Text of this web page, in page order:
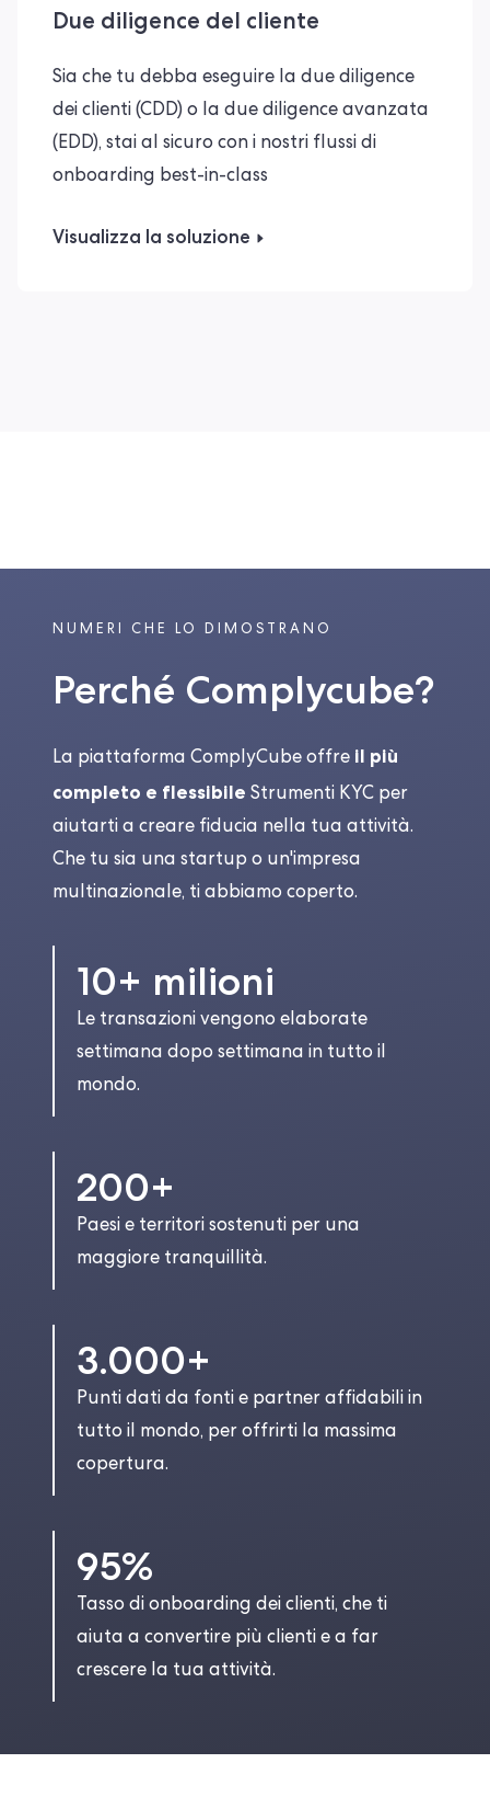
Due diligence del cliente
Sia che tu debba eseguire la due diligence
dei clienti (CDD) o la due diligence avanzata
(EDD), stai al sicuro con i nostri flussi di
onboarding best-in-class
Visualizza la soluzione
NUMERI CHE LO DIMOSTRANO
Perché Complycube?
La piattaforma ComplyCube offre il più
completo e flessibile Strumenti KYC per
aiutarti a creare fiducia nella tua attività.
Che tu sia una startup o un'impresa
multinazionale, ti abbiamo coperto.
10+ milioni
Le transazioni vengono elaborate
settimana dopo settimana in tutto il
mondo.
200+
Paesi e territori sostenuti per una
maggiore tranquillità.
3.000+
Punti dati da fonti e partner affidabili in
tutto il mondo, per offrirti la massima
copertura.
95%
Tasso di onboarding dei clienti, che ti
aiuta a convertire più clienti e a far
crescere la tua attività.